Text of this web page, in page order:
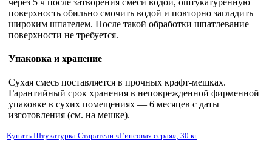
через 5 ч после затворения смеси водой, оштукатуренную
поверхность обильно смочить водой и повторно загладить
широким шпателем. После такой обработки шпатлевание
поверхности не требуется.
Упаковка и хранение
Сухая смесь поставляется в прочных крафт-мешках.
Гарантийный срок хранения в неповрежденной фирменной
упаковке в сухих помещениях — 6 месяцев с даты
изготовления (см. на мешке).
Купить Штукатурка Старатели «Гипсовая серая», 30 кг